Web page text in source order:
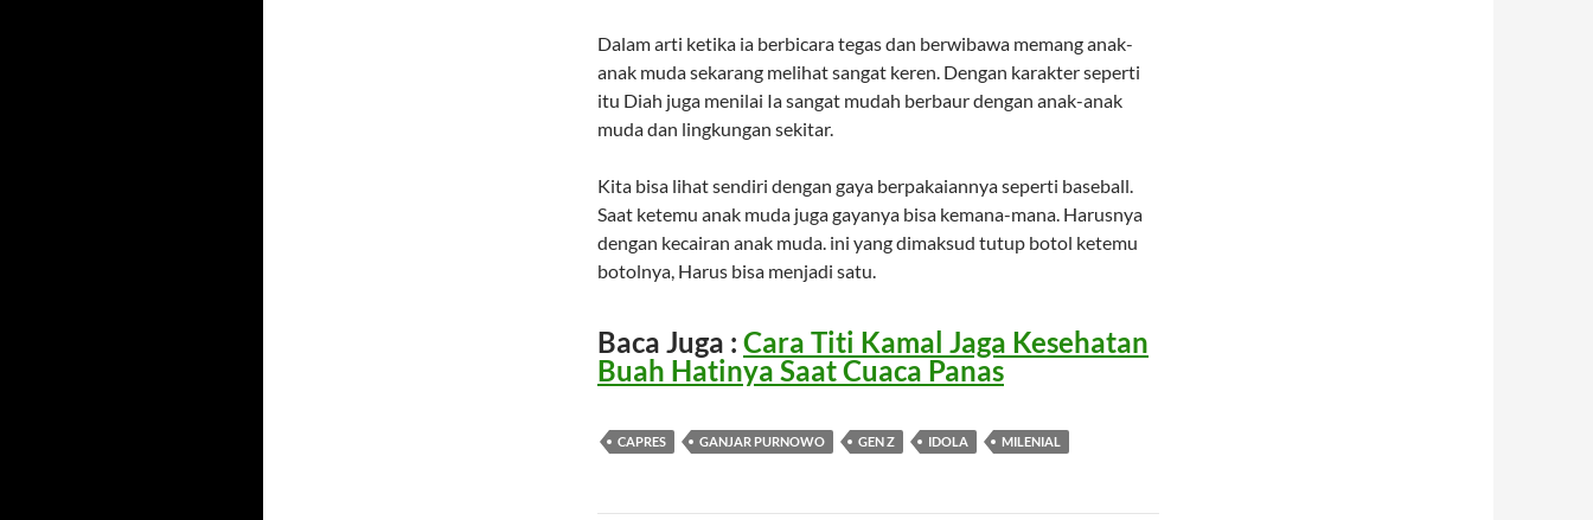
Dalam arti ketika ia berbicara tegas dan berwibawa memang anak-
anak muda sekarang melihat sangat keren. Dengan karakter seperti
itu Diah juga menilai Ia sangat mudah berbaur dengan anak-anak
muda dan lingkungan sekitar.
Kita bisa lihat sendiri dengan gaya berpakaiannya seperti baseball.
Saat ketemu anak muda juga gayanya bisa kemana-mana. Harusnya
dengan kecairan anak muda. ini yang dimaksud tutup botol ketemu
botolnya, Harus bisa menjadi satu.
Baca Juga : Cara Titi Kamal Jaga Kesehatan
Buah Hatinya Saat Cuaca Panas
CAPRES GANJAR PURNOWO GEN Z IDOLA MILENIAL